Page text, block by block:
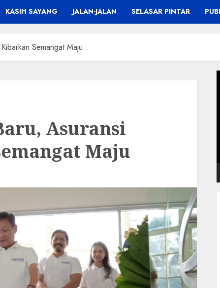
KASIH SAYANG JALAN-JALAN SELASAR PINTAR
Semangat Maju
Asuransi
Maju